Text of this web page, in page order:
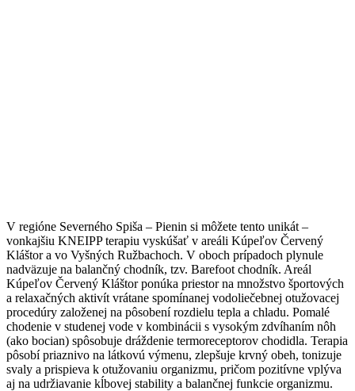
V regióne Severného Spiša – Pienin si môžete tento unikát –
vonkajšiu KNEIPP terapiu vyskúšať v areáli Kúpeľov Červený
Kláštor a vo Vyšných Ružbachoch. V oboch prípadoch plynule
nadväzuje na balančný chodník, tzv. Barefoot chodník. Areál
Kúpeľov Červený Kláštor ponúka priestor na množstvo športových
a relaxačných aktivít vrátane spomínanej vodoliečebnej otužovacej
procedúry založenej na pôsobení rozdielu tepla a chladu. Pomalé
chodenie v studenej vode v kombinácii s vysokým zdvíhaním nôh
(ako bocian) spôsobuje dráždenie termoreceptorov chodidla. Terapia
pôsobí priaznivo na látkovú výmenu, zlepšuje krvný obeh, tonizuje
svaly a prispieva k otužovaniu organizmu, pričom pozitívne vplýva
aj na udržiavanie kĺbovej stability a balančnej funkcie organizmu.